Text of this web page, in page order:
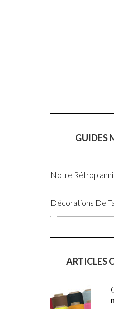
GUIDES
Notre
Décorations De
ARTICLES